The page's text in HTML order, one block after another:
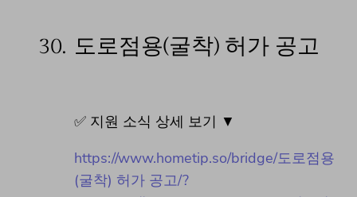
30. 도로점용(굴착) 허가 공고
✅ 지원 소식 상세 보기 ▼
https://www.hometip.so/bridge/도로점용
(굴착) 허가 공고/?